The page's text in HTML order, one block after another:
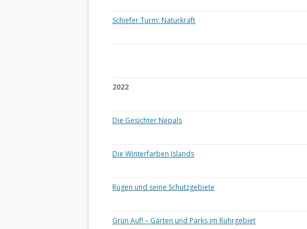
Schiefer Turm: Naturkraft
2022
Die Gesichter Nepals
Die Winterfarben Islands
Rügen und seine Schutzgebiete
Grün Auf! – Gärten und Parks im Ruhrgebiet